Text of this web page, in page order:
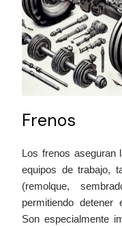
Frenos
Los frenos aseguran
equipos de trabajo,
(remolque,
permitiendo detener
Son especialmente